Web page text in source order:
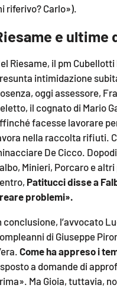
riferivo? Carlo»).
e ultime
Riesame, il pm
intimidazione
oggi assessore,
il cognato di Mario
facesse lavorare
nella raccolta rifiuti.
De Cicco.
Minieri, Porcaro e
Patitucci disse a
problemi».
conclusione, l’avvocato
di Giuseppe
Come ha appreso i
a domande di
Ma Gioia, tuttavia,